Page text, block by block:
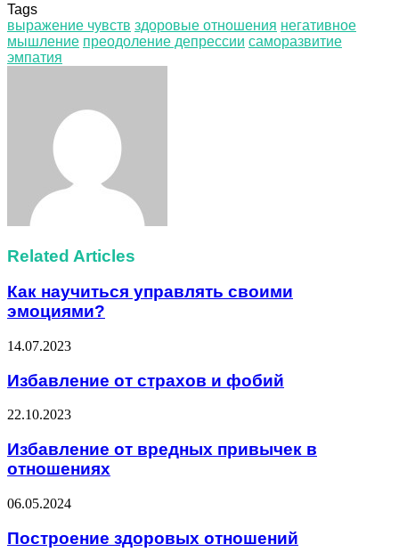
Tags
выражение чувств здоровые отношения негативное
мышление преодоление депрессии саморазвитие
эмпатия
Related Articles
Как научиться управлять своими
эмоциями?
14.07.2023
Избавление от страхов и фобий
22.10.2023
Избавление от вредных привычек в
отношениях
06.05.2024
Построение здоровых отношений